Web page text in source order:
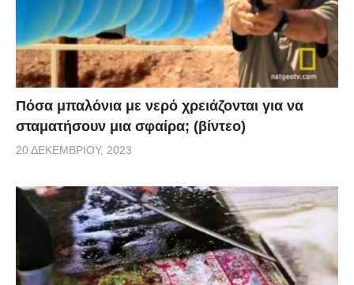
Πόσα μπαλόνια με νερό χρειάζονται για να
σταματήσουν μια σφαίρα; (βίντεο)
20 ΔΕΚΕΜΒΡΊΟΥ, 2023